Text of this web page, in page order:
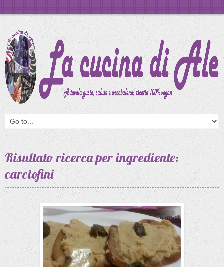
Risultato ricerca per ingrediente:
carciofini